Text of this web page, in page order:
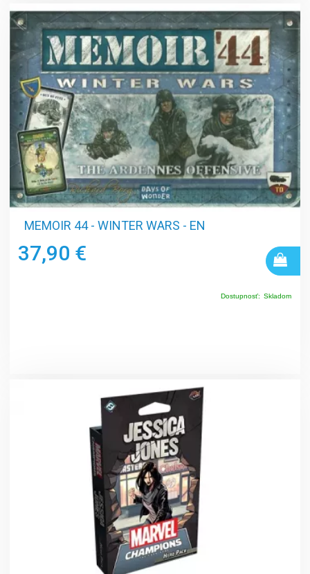
MEMOIR 44 - WINTER WARS - EN
37,90 €
Dostupnosť: Skladom